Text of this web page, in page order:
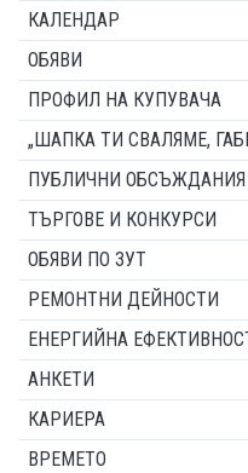
КАЛЕНДАР
ОБЯВИ
ПРОФИЛ НА КУПУВАЧА
„ШАПКА ТИ СВАЛЯМЕ,
ПУБЛИЧНИ
ТЪРГОВЕ И КОНКУРСИ
ОБЯВИ ПО ЗУТ
РЕМОНТНИ ДЕЙНОСТИ
ЕНЕРГИЙНА
АНКЕТИ
КАРИЕРА
ВРЕМЕТО